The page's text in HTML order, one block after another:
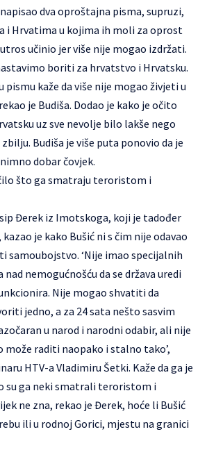
dva oproštajna pisma, supruzi,
i Hrvatima u kojima ih moli za oprost
učinio jer više nije mogao izdržati.
boriti za hrvatstvo i Hrvatsku.
pismu kaže da više nije mogao živjeti u
je Budiša. Dodao je kako je očito
uz sve nevolje bilo lakše nego
Budiša je više puta ponovio da je
dobar čovjek.
što ga smatraju teroristom i
Đerek iz Imotskoga, koji je tadođer
je kako Bušić ni s čim nije odavao
samoubojstvo. ‘Nije imao specijalnih
nad nemogućnošću da se država uredi
Nije mogao shvatiti da
jedno, a za 24 sata nešto sasvim
u narod i narodni odabir, ali nije
može raditi naopako i stalno tako’,
HTV-a Vladimiru Šetki. Kaže da ga je
su ga neki smatrali teroristom i
ne zna, rekao je Đerek, hoće li Bušić
ili u rodnoj Gorici, mjestu na granici